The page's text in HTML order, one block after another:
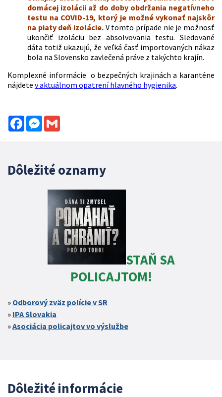
domácej izolácii až do doby obdržania negatívneho
testu na COVID-19, ktorý je možné vykonať najskôr
na piaty deň izolácie. V tomto prípade nie je možnosť
ukončiť izoláciu bez absolvovania testu. Sledované
dáta totiž ukazujú, že veľká časť importovaných nákaz
bola na Slovensko zavlečená práve z takýchto krajín.
Komplexné informácie o bezpečných krajinách a karanténe
nájdete v aktuálnom opatrení hlavného hygienika.
FacebookMessenger
Dôležité oznamy
STAŇ SA
POLICAJTOM!
Odborový zväz polície v SR
IPA Slovakia
Asociácia policajtov vo výslužbe
Dôležité informácie